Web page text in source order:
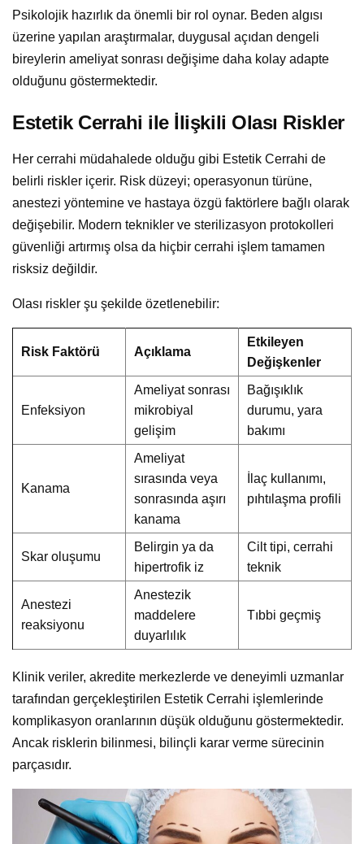
Psikolojik hazırlık da önemli bir rol oynar. Beden algısı
üzerine yapılan araştırmalar, duygusal açıdan dengeli
bireylerin ameliyat sonrası değişime daha kolay adapte
olduğunu göstermektedir.
Estetik Cerrahi ile İlişkili Olası Riskler
Her cerrahi müdahalede olduğu gibi Estetik Cerrahi de
belirli riskler içerir. Risk düzeyi; operasyonun türüne,
anestezi yöntemine ve hastaya özgü faktörlere bağlı olarak
değişebilir. Modern teknikler ve sterilizasyon protokolleri
güvenliği artırmış olsa da hiçbir cerrahi işlem tamamen
risksiz değildir.
Olası riskler şu şekilde özetlenebilir:
Risk Faktörü Açıklama
Etkileyen
Değişkenler
Enfeksiyon
Ameliyat sonrası
mikrobiyal
gelişim
Bağışıklık
durumu, yara
bakımı
Kanama
Ameliyat
sırasında veya
sonrasında aşırı
kanama
İlaç kullanımı,
pıhtılaşma profili
Skar oluşumu
Belirgin ya da
hipertrofik iz
Cilt tipi, cerrahi
teknik
Anestezi
reaksiyonu
Anestezik
maddelere
duyarlılık
Tıbbi geçmiş
Klinik veriler, akredite merkezlerde ve deneyimli uzmanlar
tarafından gerçekleştirilen Estetik Cerrahi işlemlerinde
komplikasyon oranlarının düşük olduğunu göstermektedir.
Ancak risklerin bilinmesi, bilinçli karar verme sürecinin
parçasıdır.